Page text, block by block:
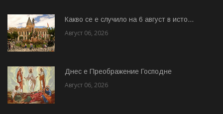
Какво се е случило на 6 август в исто...
Август 06, 2026
Днес е Преображение Господне
Август 06, 2026